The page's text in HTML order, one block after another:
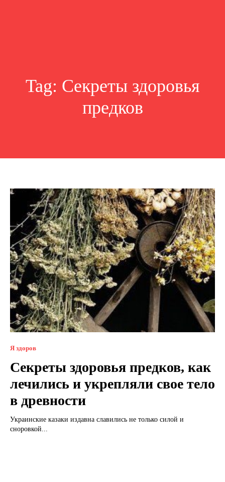
Tag: Секреты здоровья
предков
Я здоров
Секреты здоровья предков, как
лечились и укрепляли свое тело
в древности
Украинские казаки издавна славились не только силой и
сноровкой...